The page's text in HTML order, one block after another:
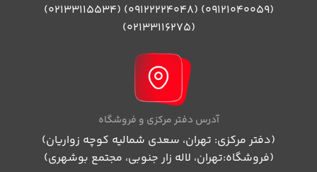
(09121040059) (09122224048) (02133115534)
(02133116275)
آدرس دفتر مرکزی و فروشگاه
(دفتر مرکزی: تهران، سعدی شمالیه کوچه زواریان)
(فروشگاه:تهران، لاله زار جنوبی، مجتمع بوشهری)